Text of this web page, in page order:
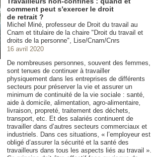
comment peut s'exercer le droit
de retrait ?
Michel Miné, professeur de Droit du travail au
Cnam et titulaire de la chaire "Droit du travail et
droits de la personne", Lise/Cnam/Cnrs
16 avril 2020
De nombreuses personnes, souvent des femmes,
sont tenues de continuer à travailler
physiquement dans les entreprises de différents
secteurs pour préserver la vie et assurer un
minimum de continuité de la vie sociale : santé,
aide à domicile, alimentation, agro-alimentaire,
livraison, propreté, traitement des déchets,
transport, etc. Et des salariés continuent de
travailler dans d’autres secteurs commerciaux et
industriels. Dans ces situations, « l’employeur est
obligé d’assurer la sécurité et la santé des
travailleurs dans tous les aspects liés au travail ».